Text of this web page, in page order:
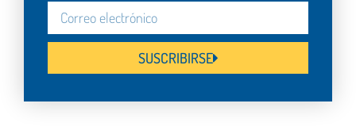
SUSCRIBIRSE